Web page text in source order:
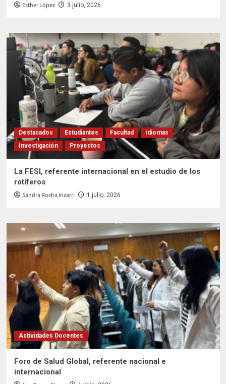
Esther López 3 julio, 2026
Destacados Estudiantes Facultad
Idiomas
Investigación
Proyectos
La FESI, referente internacional en el estudio de los
rotíferos
Sandra Rocha Irizarri 1 julio, 2026
Actividades Docentes
Foro de Salud Global, referente nacional e
internacional